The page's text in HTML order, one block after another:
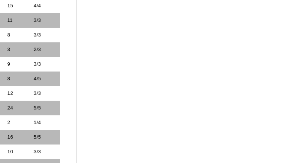
15 4/4
11 3/3
8 3/3
3 2/3
9 3/3
8 4/5
12 3/3
24 5/5
2 1/4
16 5/5
10 3/3